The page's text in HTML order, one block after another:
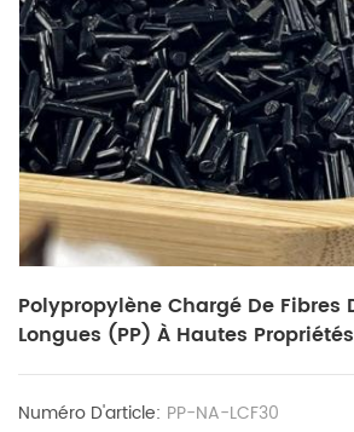
Polypropylène Chargé De Fibres
Longues (PP) À Hautes
Numéro D'article: PP-NA-LCF30